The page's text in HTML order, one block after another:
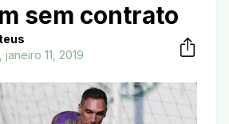
sem contrato
11, 2019